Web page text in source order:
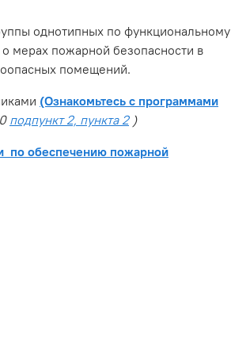
однотипных по функциональному
мерах пожарной безопасности в
помещений.
(Ознакомьтесь с программами
подпункт 2, пункта 2)
по обеспечению пожарной